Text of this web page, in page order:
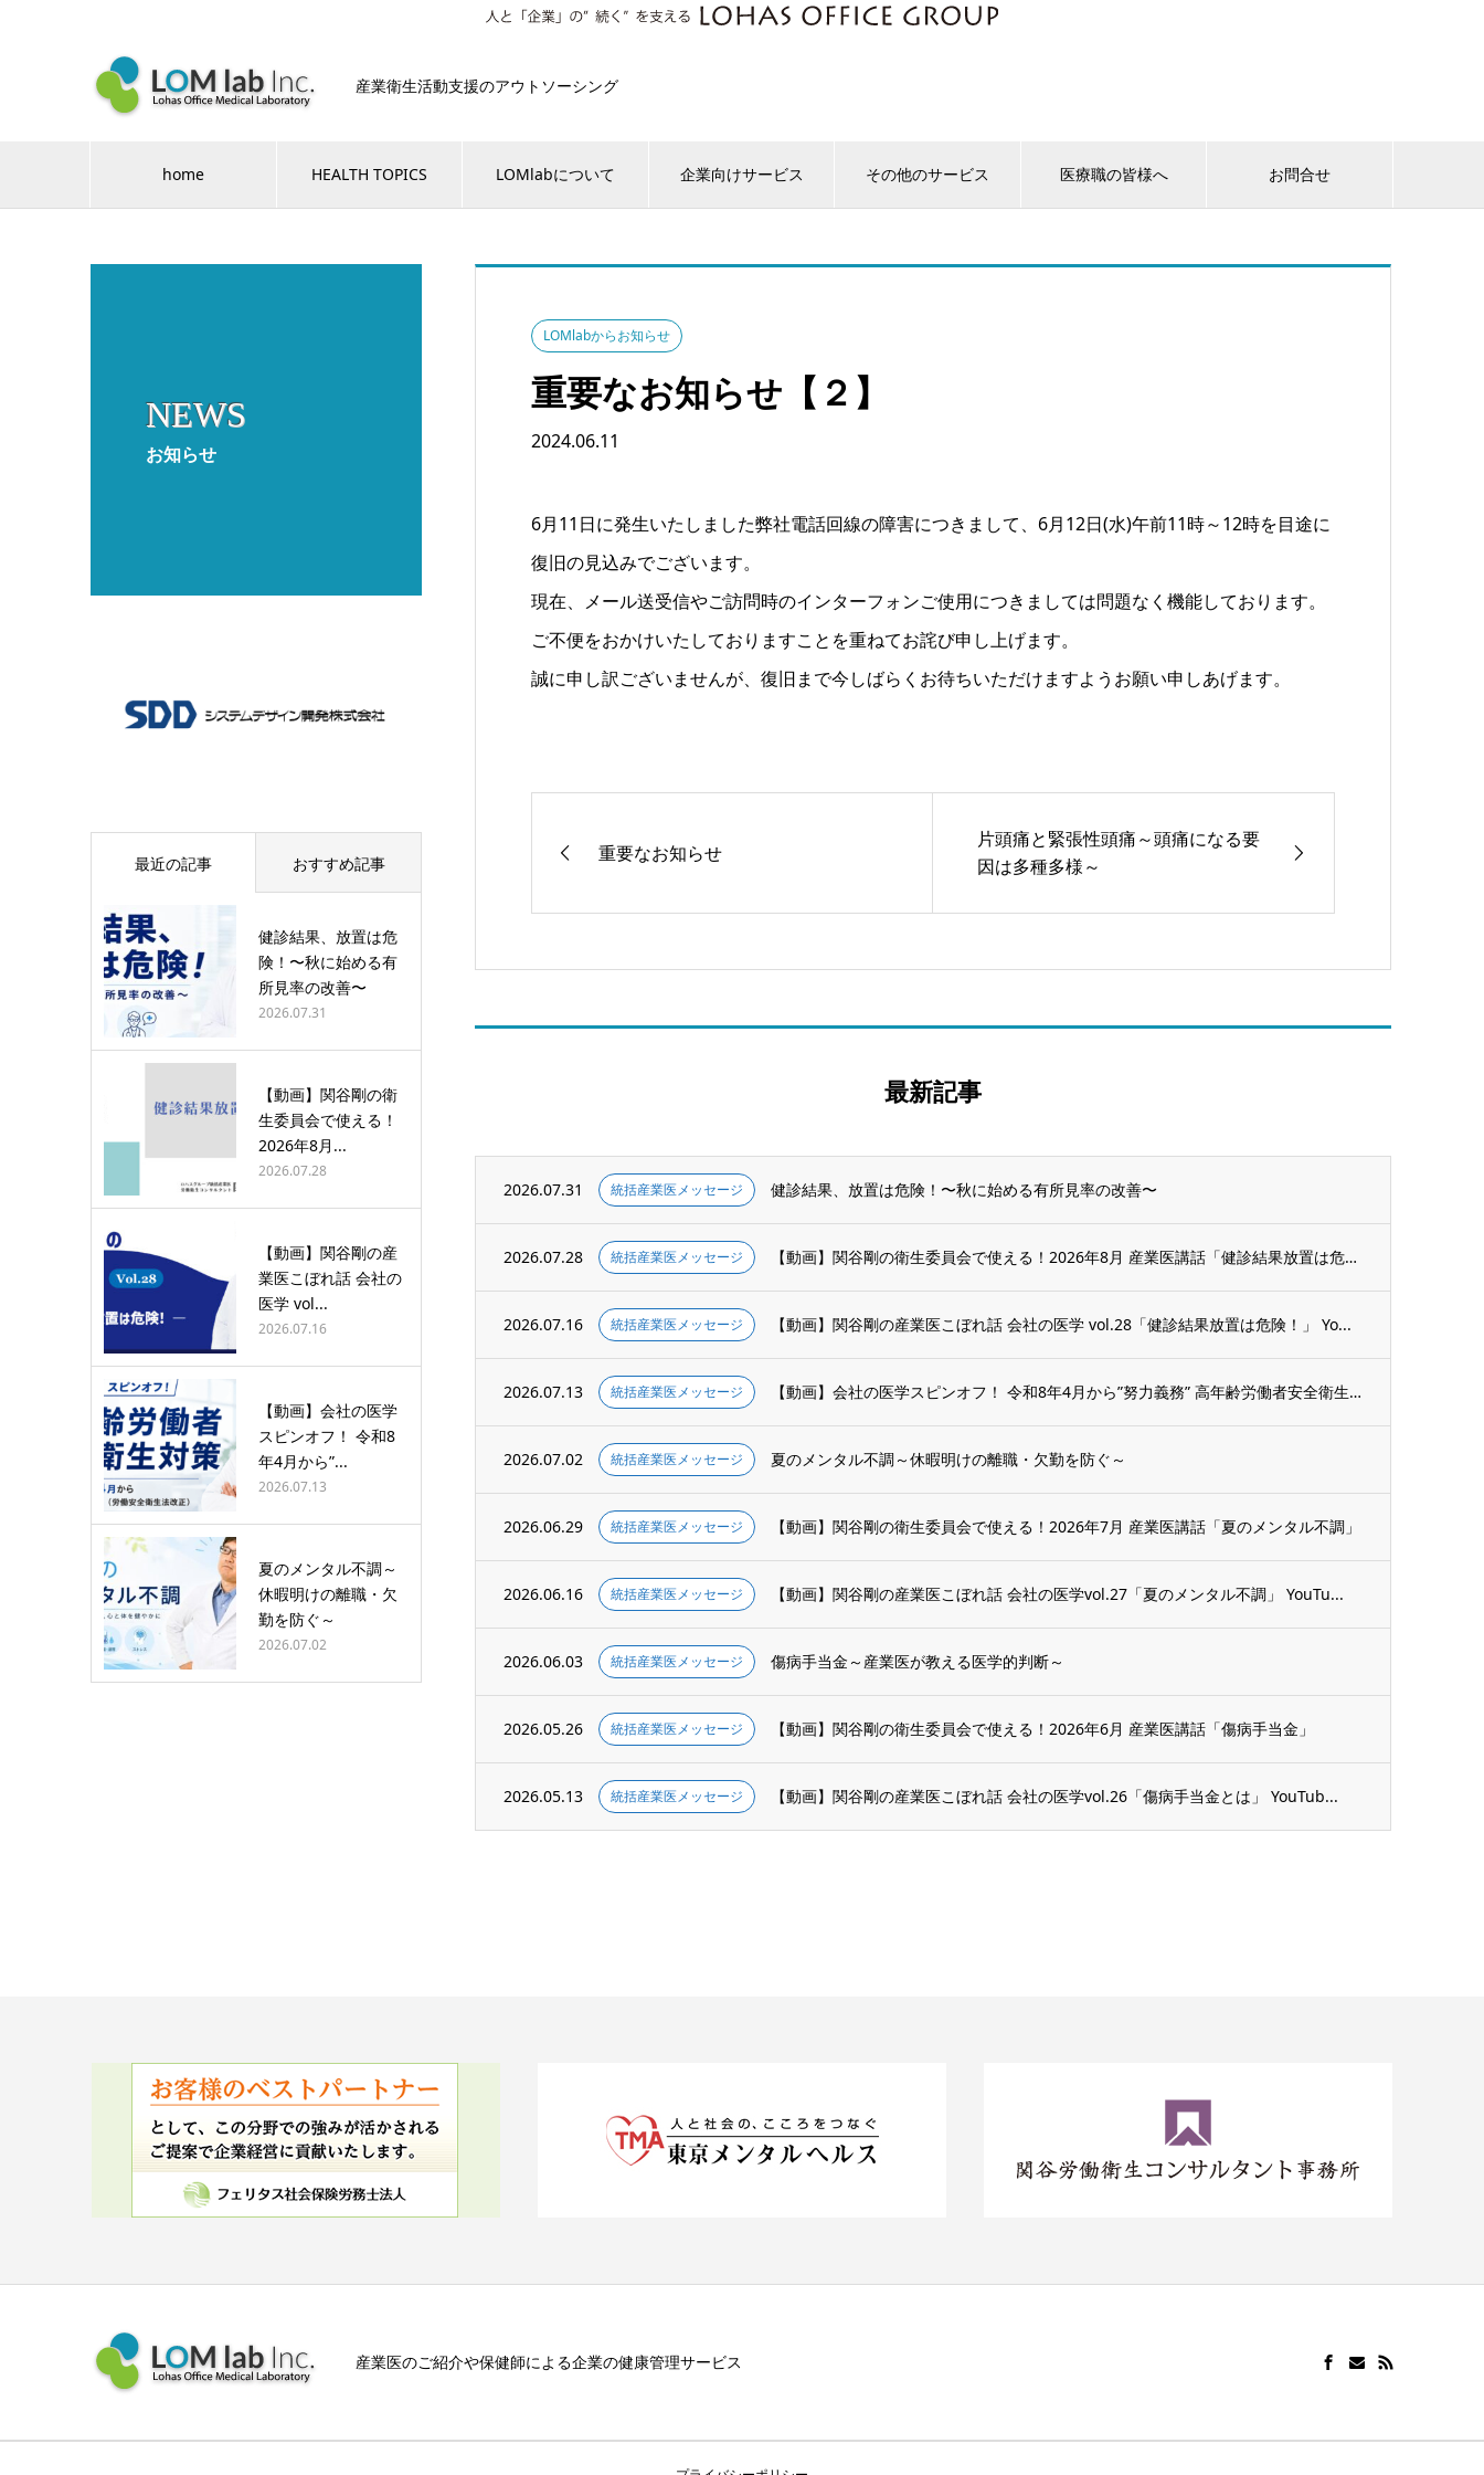
産業衛生活動支援のアウトソーシング
home HEALTH TOPICS LOMlabについて 企業向けサービス その他のサービス 医療職の皆様へ お問合せ
NEWS
お知らせ
LOMlabからお知らせ
重要なお知らせ【２】
2024.06.11
6月11日に発生いたしました弊社電話回線の障害につきまして、6月12日(水)午前11時～12時を目途に
復旧の見込みでございます。
現在、メール送受信やご訪問時のインターフォンご使用につきましては問題なく機能しております。
ご不便をおかけいたしておりますことを重ねてお詫び申し上げます。
誠に申し訳ございませんが、復旧まで今しばらくお待ちいただけますようお願い申しあげます。
重要なお知らせ
片頭痛と緊張性頭痛～頭痛になる要
因は多種多様～
最新記事
2026.07.31 統括産業医メッセージ 健診結果、放置は危険！〜秋に始める有所見率の改善〜
2026.07.28 統括産業医メッセージ 【動画】関谷剛の衛生委員会で使える！2026年8月 産業医講話「健診結果放置は危険」
2026.07.16 統括産業医メッセージ 【動画】関谷剛の産業医こぼれ話 会社の医学 vol.28「健診結果放置は危険！」 Yo...
2026.07.13 統括産業医メッセージ 【動画】会社の医学スピンオフ！ 令和8年4月から”努力義務” 高年齢労働者安全衛生対策...
2026.07.02 統括産業医メッセージ 夏のメンタル不調～休暇明けの離職・欠勤を防ぐ～
2026.06.29 統括産業医メッセージ 【動画】関谷剛の衛生委員会で使える！2026年7月 産業医講話「夏のメンタル不調」
2026.06.16 統括産業医メッセージ 【動画】関谷剛の産業医こぼれ話 会社の医学vol.27「夏のメンタル不調」 YouTu...
2026.06.03 統括産業医メッセージ 傷病手当金～産業医が教える医学的判断～
2026.05.26 統括産業医メッセージ 【動画】関谷剛の衛生委員会で使える！2026年6月 産業医講話「傷病手当金」
2026.05.13 統括産業医メッセージ 【動画】関谷剛の産業医こぼれ話 会社の医学vol.26「傷病手当金とは」 YouTub...
最近の記事 おすすめ記事
健診結果、放置は危
険！〜秋に始める有
所見率の改善〜
2026.07.31
【動画】関谷剛の衛
生委員会で使える！
2026年8月...
2026.07.28
【動画】関谷剛の産
業医こぼれ話 会社の
医学 vol...
2026.07.16
【動画】会社の医学
スピンオフ！ 令和8
年4月から”...
2026.07.13
夏のメンタル不調～
休暇明けの離職・欠
勤を防ぐ～
2026.07.02
産業医のご紹介や保健師による企業の健康管理サービス